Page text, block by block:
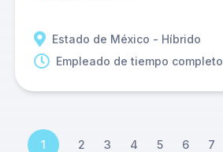
Estado de México - Híbrido
Empleado de tiempo completo
1 2 3 4 5 6 7